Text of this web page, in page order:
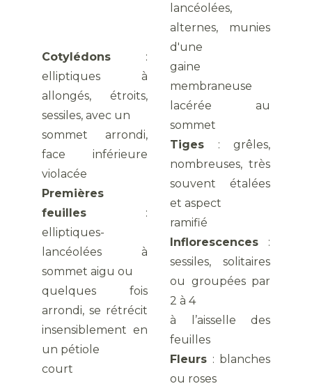
Cotylédons :
elliptiques à
allongés, étroits,
sessiles, avec un
sommet arrondi,
face inférieure
violacée
Premières
feuilles :
elliptiques-
lancéolées à
sommet aigu ou
quelques fois
arrondi, se rétrécit
insensiblement en
un pétiole
court
lancéolées,
alternes, munies
d'une
gaine
membraneuse
lacérée au
sommet
Tiges : grêles,
nombreuses, très
souvent étalées
et aspect
ramifié
Inflorescences :
sessiles, solitaires
ou groupées par
2 à 4
à l’aisselle des
feuilles
Fleurs : blanches
ou roses